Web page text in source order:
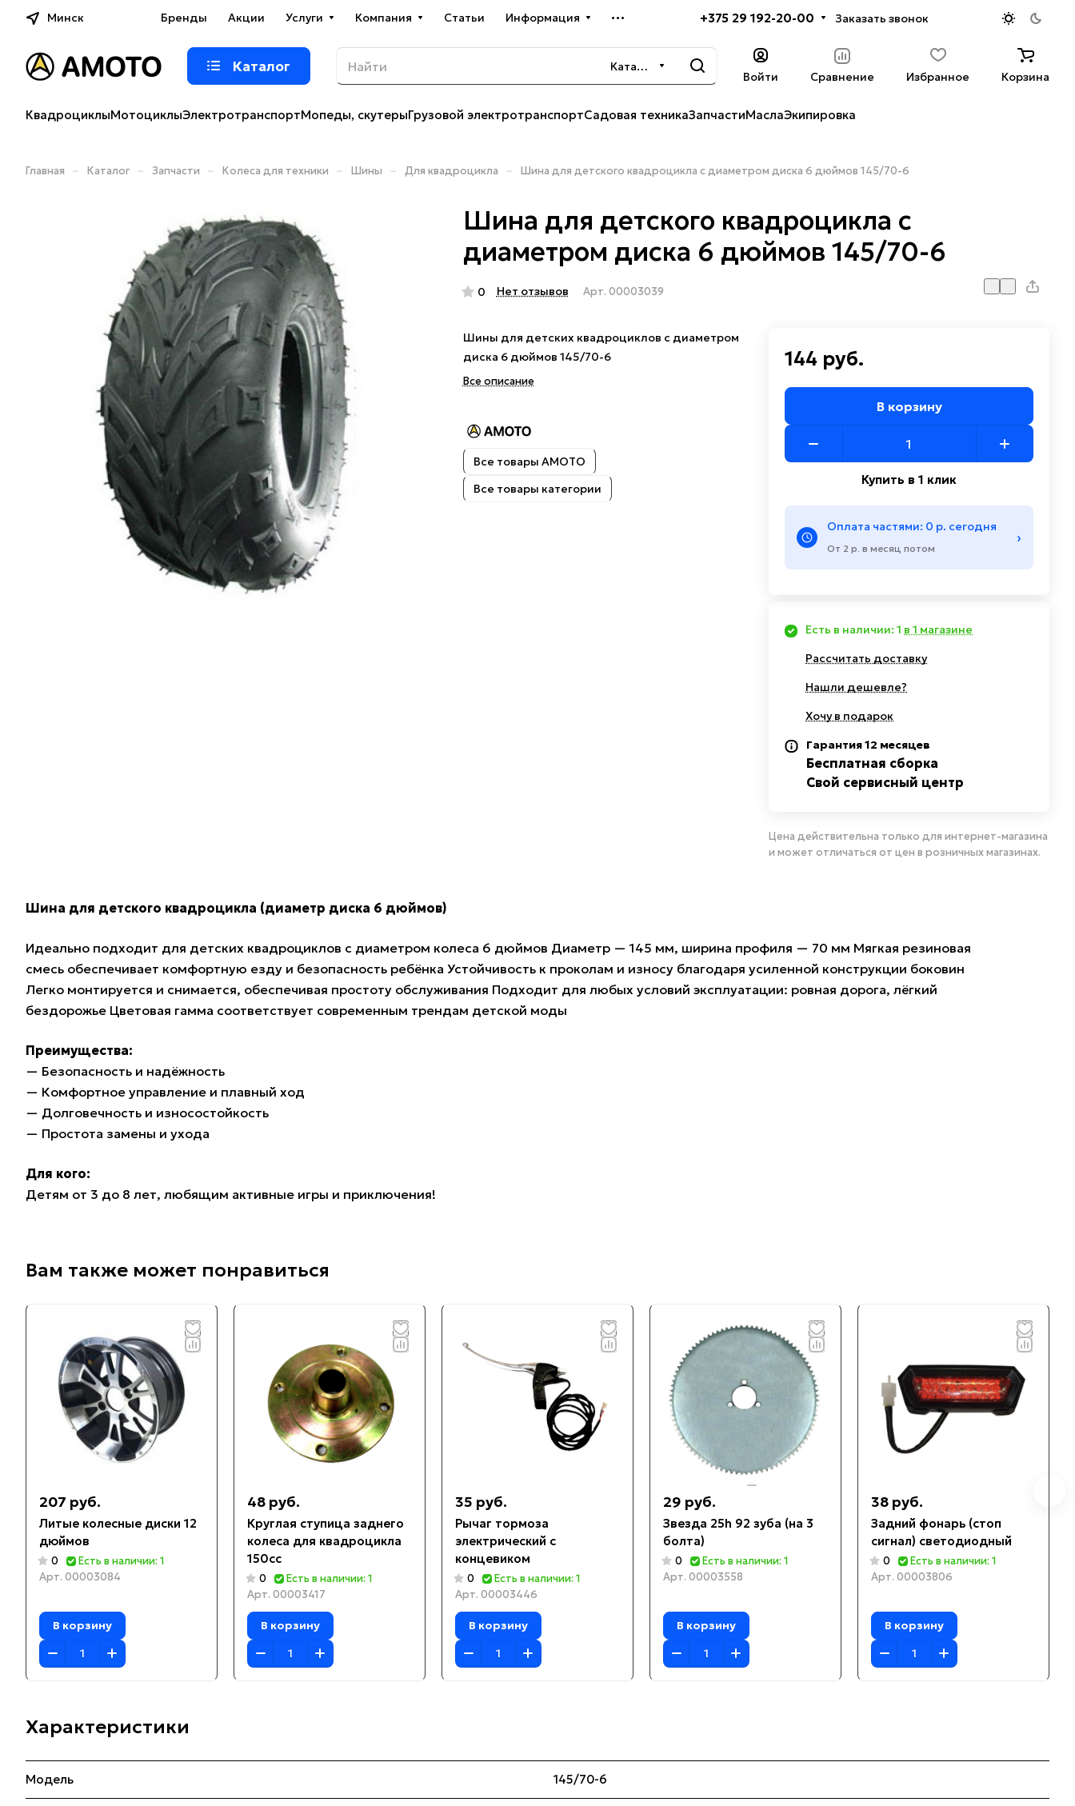
Минск Бренды Акции Услуги Компания Статьи Информация +375 29 192-20-00 Заказать звонок
Каталог Каталог
Войти Сравнение Избранное Корзина
КвадроциклыМотоциклыЭлектротранспортМопеды, скутерыГрузовой электротранспортСадовая техникаЗапчастиМаслаЭкипировка
Главная – Каталог – Запчасти – Колеса для техники – Шины – Для квадроцикла – Шина для детского квадроцикла с диаметром диска 6 дюймов 145/70-6
Шина для детского квадроцикла с
диаметром диска 6 дюймов 145/70-6
0 Нет отзывов Арт. 00003039
Шины для детских квадроциклов с диаметром
диска 6 дюймов 145/70-6
Все описание
Все товары AMOTO
Все товары категории
144 руб.
В корзину
Купить в 1 клик
Оплата частями: 0 р. сегодня
От 2 р. в месяц потом
›
Есть в наличии: 1 в 1 магазине
Рассчитать доставку
Нашли дешевле?
Хочу в подарок
Гарантия 12 месяцев
Бесплатная сборка
Свой сервисный центр
Цена действительна только для интернет-магазина
и может отличаться от цен в розничных магазинах.
Шина для детского квадроцикла (диаметр диска 6 дюймов)
Идеально подходит для детских квадроциклов с диаметром колеса 6 дюймов Диаметр — 145 мм, ширина профиля — 70 мм Мягкая резиновая
смесь обеспечивает комфортную езду и безопасность ребёнка Устойчивость к проколам и износу благодаря усиленной конструкции боковин
Легко монтируется и снимается, обеспечивая простоту обслуживания Подходит для любых условий эксплуатации: ровная дорога, лёгкий
бездорожье Цветовая гамма соответствует современным трендам детской моды
Преимущества:
— Безопасность и надёжность
— Комфортное управление и плавный ход
— Долговечность и износостойкость
— Простота замены и ухода
Для кого:
Детям от 3 до 8 лет, любящим активные игры и приключения!
Вам также может понравиться
207 руб.
Литые колесные диски 12
дюймов
0
Есть в наличии: 1
Арт. 00003084
В корзину
48 руб.
Круглая ступица заднего
колеса для квадроцикла
150cc
0
Есть в наличии: 1
Арт. 00003417
В корзину
35 руб.
Рычаг тормоза
электрический с
концевиком
0
Есть в наличии: 1
Арт. 00003446
В корзину
29 руб.
Звезда 25h 92 зуба (на 3
болта)
0
Есть в наличии: 1
Арт. 00003558
В корзину
38 руб.
Задний фонарь (стоп
сигнал) светодиодный
0
Есть в наличии: 1
Арт. 00003806
В корзину
Характеристики
Модель 145/70-6